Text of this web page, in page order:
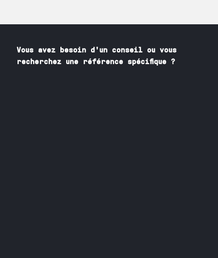
Vous avez besoin d'un conseil ou vous
recherchez une référence spécifique ?